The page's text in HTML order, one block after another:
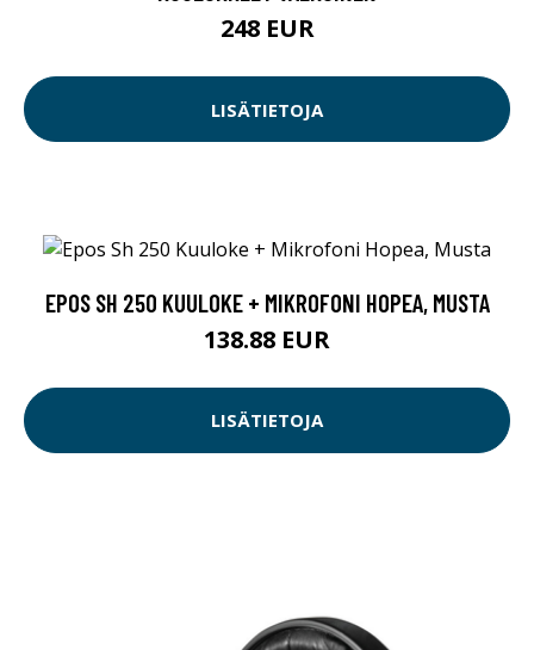
248 EUR
LISÄTIETOJA
EPOS SH 250 KUULOKE + MIKROFONI HOPEA, MUSTA
138.88 EUR
LISÄTIETOJA